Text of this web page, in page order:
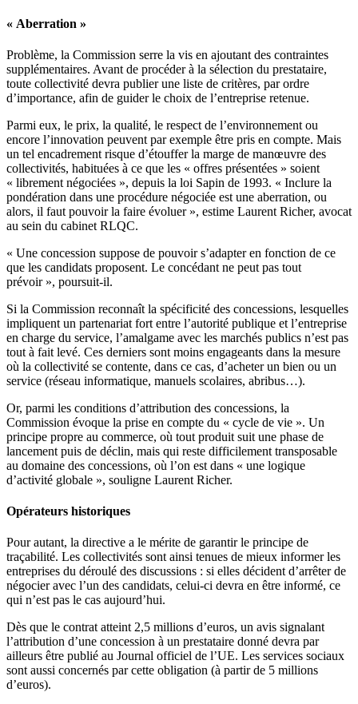
« Aberration »
Problème, la Commission serre la vis en ajoutant des contraintes
supplémentaires. Avant de procéder à la sélection du prestataire,
toute collectivité devra publier une liste de critères, par ordre
d’importance, afin de guider le choix de l’entreprise retenue.
Parmi eux, le prix, la qualité, le respect de l’environnement ou
encore l’innovation peuvent par exemple être pris en compte. Mais
un tel encadrement risque d’étouffer la marge de manœuvre des
collectivités, habituées à ce que les « offres présentées » soient
« librement négociées », depuis la loi Sapin de 1993. « Inclure la
pondération dans une procédure négociée est une aberration, ou
alors, il faut pouvoir la faire évoluer », estime Laurent Richer, avocat
au sein du cabinet RLQC.
« Une concession suppose de pouvoir s’adapter en fonction de ce
que les candidats proposent. Le concédant ne peut pas tout
prévoir », poursuit-il.
Si la Commission reconnaît la spécificité des concessions, lesquelles
impliquent un partenariat fort entre l’autorité publique et l’entreprise
en charge du service, l’amalgame avec les marchés publics n’est pas
tout à fait levé. Ces derniers sont moins engageants dans la mesure
où la collectivité se contente, dans ce cas, d’acheter un bien ou un
service (réseau informatique, manuels scolaires, abribus…).
Or, parmi les conditions d’attribution des concessions, la
Commission évoque la prise en compte du « cycle de vie ». Un
principe propre au commerce, où tout produit suit une phase de
lancement puis de déclin, mais qui reste difficilement transposable
au domaine des concessions, où l’on est dans « une logique
d’activité globale », souligne Laurent Richer.
Opérateurs historiques
Pour autant, la directive a le mérite de garantir le principe de
traçabilité. Les collectivités sont ainsi tenues de mieux informer les
entreprises du déroulé des discussions : si elles décident d’arrêter de
négocier avec l’un des candidats, celui-ci devra en être informé, ce
qui n’est pas le cas aujourd’hui.
Dès que le contrat atteint 2,5 millions d’euros, un avis signalant
l’attribution d’une concession à un prestataire donné devra par
ailleurs être publié au Journal officiel de l’UE. Les services sociaux
sont aussi concernés par cette obligation (à partir de 5 millions
d’euros).